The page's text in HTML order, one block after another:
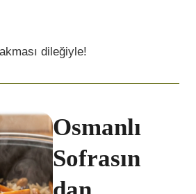
dileğiyle!
Osmanlı
Sofrasın